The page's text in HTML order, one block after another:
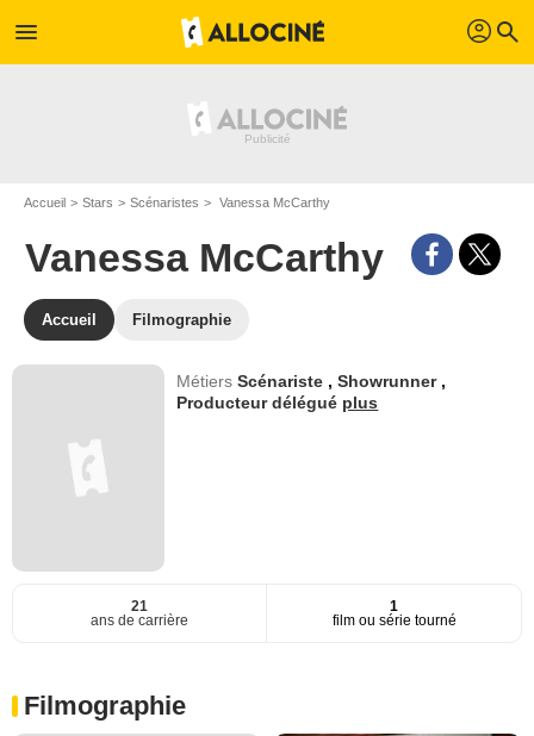
menu profil search
Accueil Stars Scénaristes Vanessa McCarthy
Vanessa McCarthy
Accueil Filmographie
MétiersScénariste ,Showrunner ,
Producteur délégué plus
21
ans de carrière
1
film ou série tourné
Filmographie